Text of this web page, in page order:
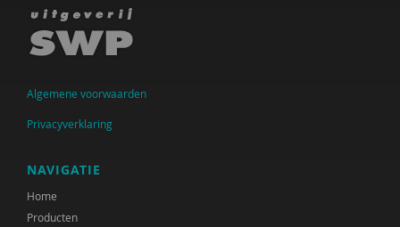
Joep Hanrath
Peer van der Helm
Jo Hermanns
Kelly van den Heuvel
Daniëlle ijns
Donald Jager
Algemene voorwaarden
Privacyverklaring
NAVIGATIE
Home
Producten